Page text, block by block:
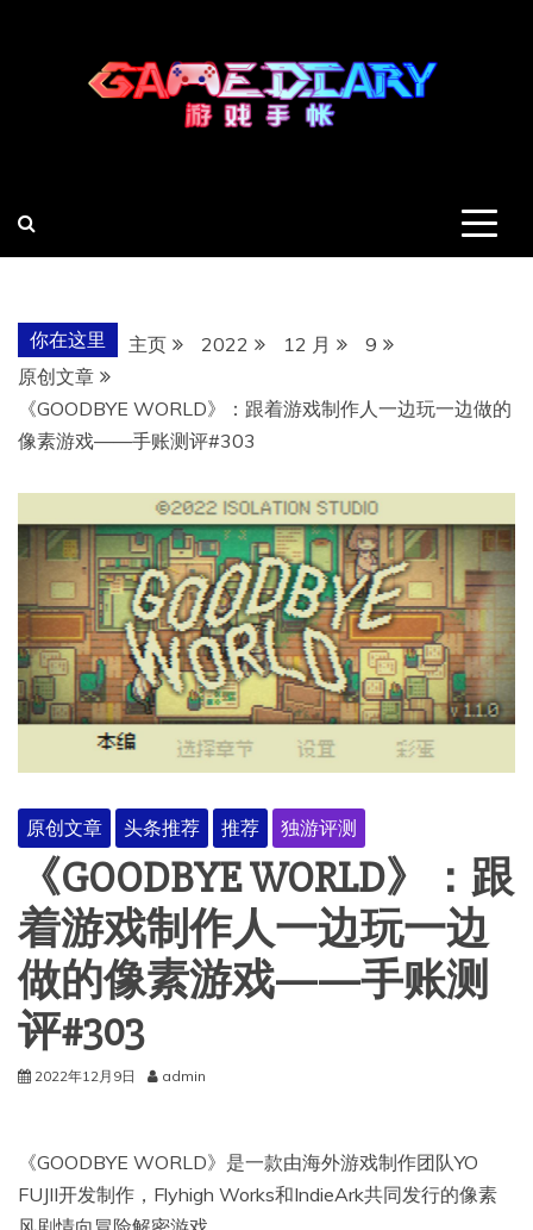
你在这里 主页 2022 12 月
9
原创文章
《GOODBYE WORLD》：跟着游戏制作人一边玩一边做的
像素游戏——手账测评#303
原创文章 头条推荐 推荐 独游评测
《GOODBYE WORLD》：跟
着游戏制作人一边玩一边
做的像素游戏——手账测
评#303
2022年12月9日 admin
《GOODBYE WORLD》是一款由海外游戏制作团队YO
FUJII开发制作，Flyhigh Works和IndieArk共同发行的像素